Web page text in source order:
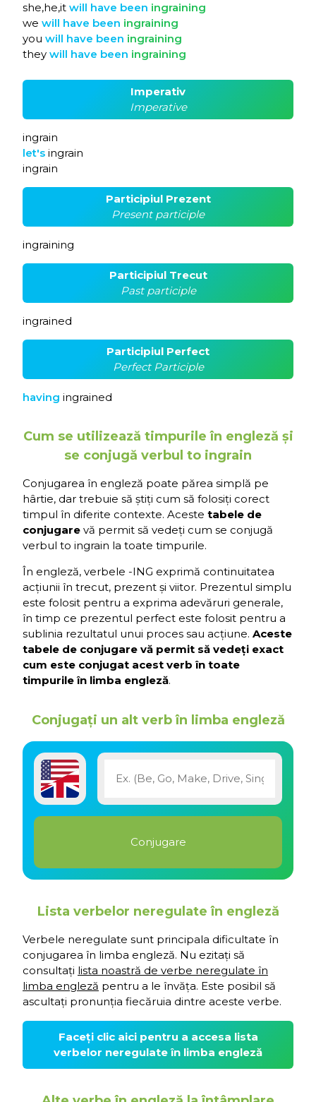
she,he,it will have been ingraining
we will have been ingraining
you will have been ingraining
they will have been ingraining
Imperativ
Imperative
ingrain
let's ingrain
ingrain
Participiul Prezent
Present participle
ingraining
Participiul Trecut
Past participle
ingrained
Participiul Perfect
Perfect Participle
having ingrained
Cum se utilizează timpurile în engleză și
se conjugă verbul to ingrain
Conjugarea în engleză poate părea simplă pe
hârtie, dar trebuie să știți cum să folosiți corect
timpul în diferite contexte. Aceste tabele de
conjugare vă permit să vedeți cum se conjugă
verbul to ingrain la toate timpurile.
În engleză, verbele -ING exprimă continuitatea
acțiunii în trecut, prezent și viitor. Prezentul simplu
este folosit pentru a exprima adevăruri generale,
în timp ce prezentul perfect este folosit pentru a
sublinia rezultatul unui proces sau acțiune. Aceste
tabele de conjugare vă permit să vedeți exact
cum este conjugat acest verb în toate
timpurile în limba engleză.
Conjugați un alt verb în limba engleză
Lista verbelor neregulate în engleză
Verbele neregulate sunt principala dificultate în
conjugarea în limba engleză. Nu ezitați să
consultați lista noastră de verbe neregulate în
limba engleză pentru a le învăța. Este posibil să
ascultați pronunția fiecăruia dintre aceste verbe.
Faceți clic aici pentru a accesa lista
verbelor neregulate în limba engleză